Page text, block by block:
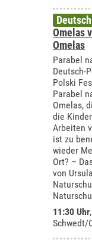
Omelas
Omelas
Parabel
Deutsch-
Polski
Parabel
Omelas,
die
Arbeiten
ist zu
wieder
Ort? –
von
11:30 Uhr,
Schwedt/